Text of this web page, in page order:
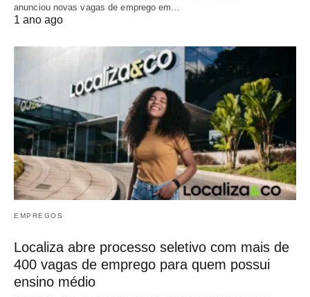
anunciou novas vagas de emprego em…
1 ano ago
EMPREGOS
Localiza abre processo seletivo com mais de
400 vagas de emprego para quem possui
ensino médio